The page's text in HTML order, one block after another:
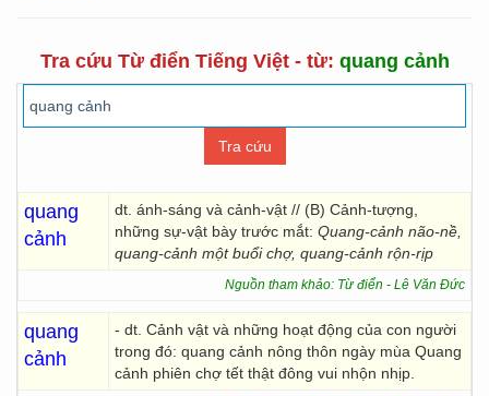
Tra cứu Từ điển Tiếng Việt - từ: quang cảnh
quang
cảnh
dt. ánh-sáng và cảnh-vật // (B) Cảnh-tượng,
những sự-vật bày trước mắt: Quang-cảnh não-nề,
quang-cảnh một buổi chợ, quang-cảnh rộn-rịp
Nguồn tham khảo: Từ điển - Lê Văn Đức
quang
cảnh
- dt. Cảnh vật và những hoạt động của con người
trong đó: quang cảnh nông thôn ngày mùa Quang
cảnh phiên chợ tết thật đông vui nhộn nhịp.